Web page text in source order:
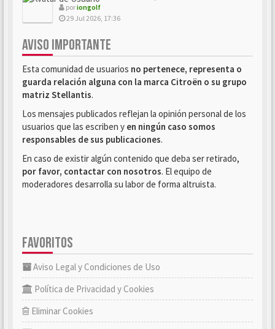
poriongolf
29 Jul 2026, 17:36
AVISO IMPORTANTE
Esta comunidad de usuarios no pertenece, representa o
guarda relación alguna con la marca Citroën o su grupo
matriz Stellantis.
Los mensajes publicados reflejan la opinión personal de los
usuarios que las escriben y en ningún caso somos
responsables de sus publicaciones.
En caso de existir algún contenido que deba ser retirado,
por favor, contactar con nosotros. El equipo de
moderadores desarrolla su labor de forma altruista.
FAVORITOS
Aviso Legal y Condiciones de Uso
Política de Privacidad y Cookies
Eliminar Cookies